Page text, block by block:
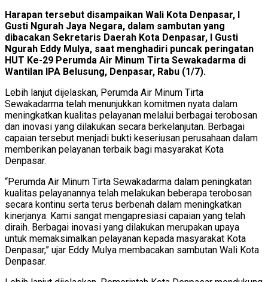
Harapan tersebut disampaikan Wali Kota Denpasar, I
Gusti Ngurah Jaya Negara, dalam sambutan yang
dibacakan Sekretaris Daerah Kota Denpasar, I Gusti
Ngurah Eddy Mulya, saat menghadiri puncak peringatan
HUT Ke-29 Perumda Air Minum Tirta Sewakadarma di
Wantilan IPA Belusung, Denpasar, Rabu (1/7).
Lebih lanjut dijelaskan, Perumda Air Minum Tirta
Sewakadarma telah menunjukkan komitmen nyata dalam
meningkatkan kualitas pelayanan melalui berbagai terobosan
dan inovasi yang dilakukan secara berkelanjutan. Berbagai
capaian tersebut menjadi bukti keseriusan perusahaan dalam
memberikan pelayanan terbaik bagi masyarakat Kota
Denpasar.
“Perumda Air Minum Tirta Sewakadarma dalam peningkatan
kualitas pelayanannya telah melakukan beberapa terobosan
secara kontinu serta terus berbenah dalam meningkatkan
kinerjanya. Kami sangat mengapresiasi capaian yang telah
diraih. Berbagai inovasi yang dilakukan merupakan upaya
untuk memaksimalkan pelayanan kepada masyarakat Kota
Denpasar,” ujar Eddy Mulya membacakan sambutan Wali Kota
Denpasar.